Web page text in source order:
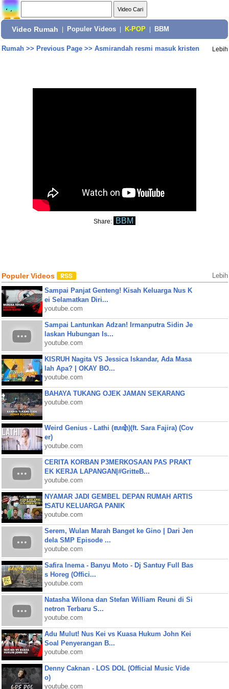
Video Rumah Populer Videos K-POP BBM
Rumah>> Previous Page>> Asmirandah resmi masuk kristen Lebih
Share: BBM
Populer Videos Lebih
Sampai Panjat Genteng! Kisah Keluarga Nus K
ei Selamatkan Diri...
youtube.com
Sampai Lantunkan Adzan! Irmanputra Sidin Je
laskan Hubungan Is...
youtube.com
KISRUH Nagita VS Jessica Iskandar, Ada Masa
lah Apa? | OKAY BO...
youtube.com
BAHAYA TUKANG OJEK JAMAN SEKARANG
youtube.com
Weird Genius - Lathi (ꦭꦛꦶ)(ft. Sara Fajira) (Cov
er)
youtube.com
CERITA KORBAN P3MERKOSAAN PAS PRAKT
EK KERJA LAPANGAN|#GritteB...
youtube.com
NYAMAR JADI GEMBEL DEPAN RUMAH ARTIS
❗SATU KELUARGA PANIK
youtube.com
Serem, Wulan Marah Banget ke Gino | Dari Jen
dela SMP Episode ...
youtube.com
Safira Inema - Banyu Moto - Dj Santuy Full Bas
s Horeg (Offici...
youtube.com
Natasha Wilona dan Stefan William Reuni di Si
netron Terbaru S...
youtube.com
Adu Mulut! Nus Kei vs Kuasa Hukum John Kei
Soal Penyerangan B...
youtube.com
Denny Caknan - LOS DOL (Official Music Vide
o)
youtube.com